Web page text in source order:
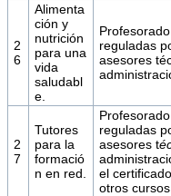
2
6
Alimenta
ción y
nutrición
para una
vida
saludabl
e.
reguladas
asesores
2
7
Tutores
para la
formació
n en red.
reguladas
asesores t
el
otros